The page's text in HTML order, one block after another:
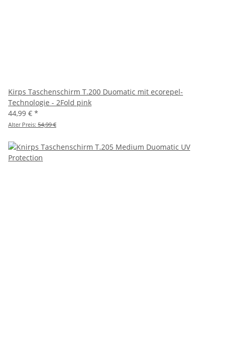
Kirps Taschenschirm T.200 Duomatic mit ecorepel-
Technologie - 2Fold pink
44,99 € *
Alter Preis: 54,99 €